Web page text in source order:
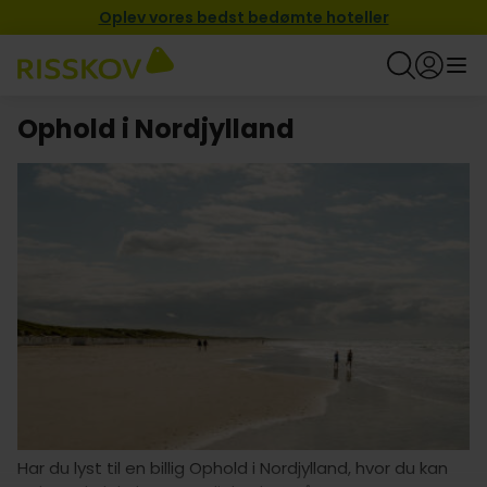
Oplev vores bedst bedømte hoteller
Ophold i Nordjylland
Har du lyst til en billig Ophold i Nordjylland, hvor du kan